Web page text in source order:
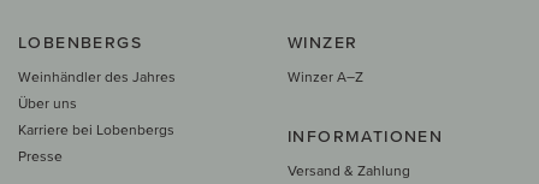
LOBENBERGS
Weinhändler des Jahres
Über uns
Karriere bei Lobenbergs
Presse
WINZER
Winzer A–Z
INFORMATIONEN
Versand & Zahlung